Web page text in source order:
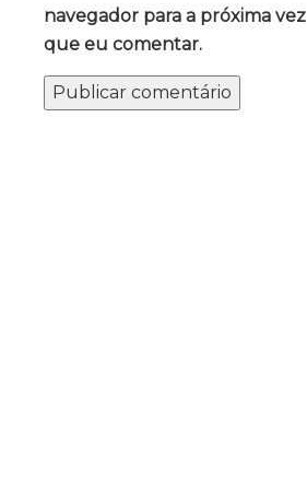
navegador para a próxima vez
que eu comentar.